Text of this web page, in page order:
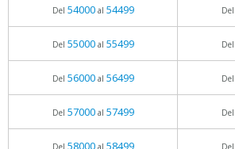
Del 54000al 54499 Del
Del 55000al 55499 Del
Del 56000al 56499 Del
Del 57000al 57499 Del
Del 58000al 58499 Del